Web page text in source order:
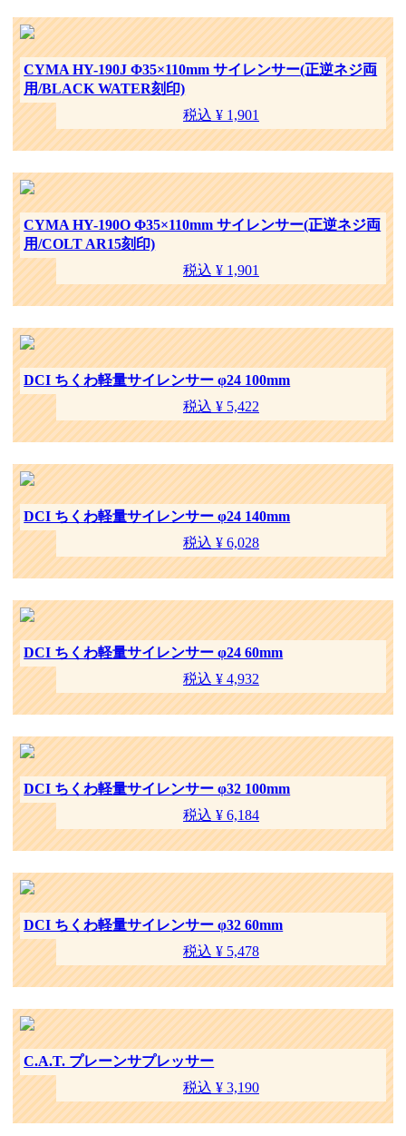
CYMA HY-190J Φ35×110mm サイレンサー(正逆ネジ両
用/BLACK WATER刻印)
税込 ¥ 1,901
CYMA HY-190O Φ35×110mm サイレンサー(正逆ネジ両
用/COLT AR15刻印)
税込 ¥ 1,901
DCI ちくわ軽量サイレンサー φ24 100mm
税込 ¥ 5,422
DCI ちくわ軽量サイレンサー φ24 140mm
税込 ¥ 6,028
DCI ちくわ軽量サイレンサー φ24 60mm
税込 ¥ 4,932
DCI ちくわ軽量サイレンサー φ32 100mm
税込 ¥ 6,184
DCI ちくわ軽量サイレンサー φ32 60mm
税込 ¥ 5,478
C.A.T. プレーンサプレッサー
税込 ¥ 3,190